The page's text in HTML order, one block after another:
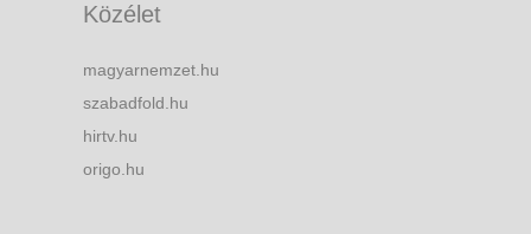
Közélet
magyarnemzet.hu
szabadfold.hu
hirtv.hu
origo.hu